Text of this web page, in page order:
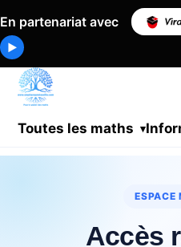
En partenariat avec
▶
Toutes les maths
ESPACE
Accès